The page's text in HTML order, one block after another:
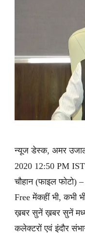
न्यूज डेस्क, अमर
2020 12:50 PM
चौहान (फाइल फोटो)
Free मेंकहीं भी, कभी
ख़बर सुनें ख़बर सुनें
कलेक्टरों एवं इंदौर